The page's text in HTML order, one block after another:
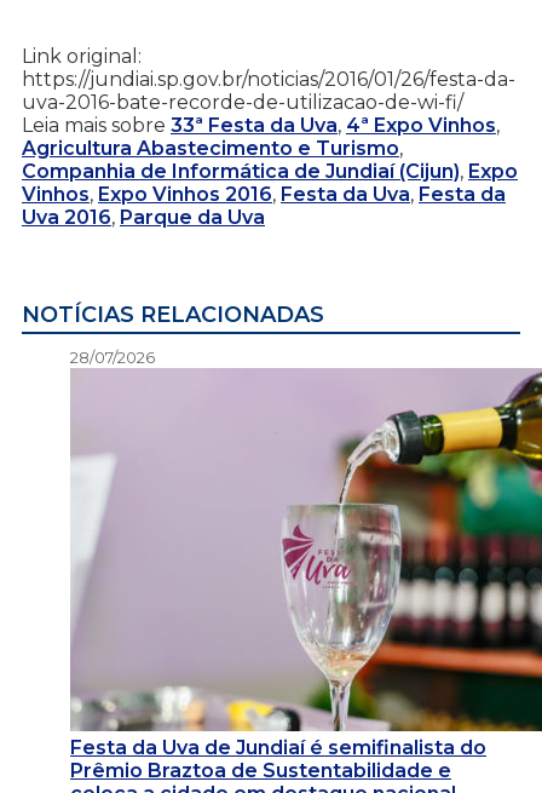
Link original:
https://jundiai.sp.gov.br/noticias/2016/01/26/festa-da-
uva-2016-bate-recorde-de-utilizacao-de-wi-fi/
Leia mais sobre 33ª Festa da Uva, 4ª Expo Vinhos,
Agricultura Abastecimento e Turismo,
Companhia de Informática de Jundiaí (Cijun), Expo
Vinhos, Expo Vinhos 2016, Festa da Uva, Festa da
Uva 2016, Parque da Uva
NOTÍCIAS RELACIONADAS
28/07/2026
Festa da Uva de Jundiaí é semifinalista do
Prêmio Braztoa de Sustentabilidade e